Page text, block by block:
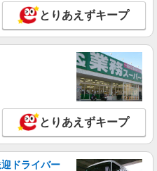
詳細を見る
部コーディネートセンター二課
めるなら『医師事務作業補助』
よう！＞
市中川区／最寄駅：港北駅、東海
≫ ◆駐車場があります。
とりあえずキープ
とりあえずキープ
ドライバー